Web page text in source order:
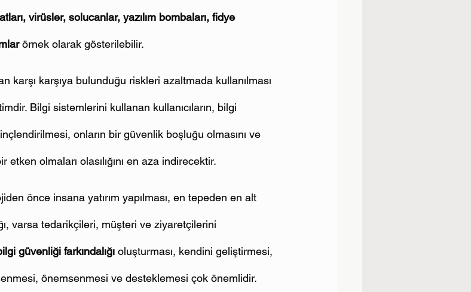
virüsler, solucanlar, yazılım bombaları, fidye
örnek olarak gösterilebilir.
karşı karşıya bulunduğu riskleri azaltmada kullanılması
Bilgi sistemlerini kullanan kullanıcıların, bilgi
onların bir güvenlik boşluğu olmasını ve
olmaları olasılığını en aza indirecektir.
önce insana yatırım yapılması, en tepeden en alt
varsa tedarikçileri, müşteri ve ziyaretçilerini
güvenliği farkındalığı oluşturması, kendini geliştirmesi,
önemsenmesi ve desteklemesi çok önemlidir.